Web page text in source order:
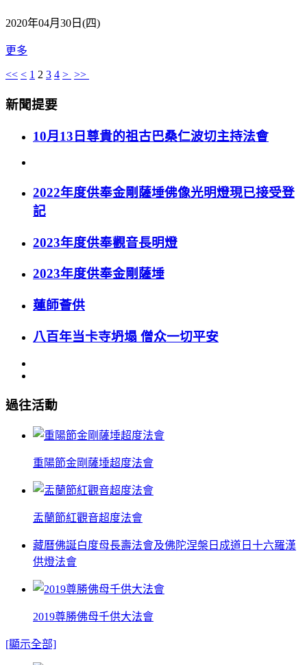
2020年04月30日(四)
更多
<< < 1 2 3 4 > >>
新聞提要
10月13日尊貴的祖古巴桑仁波切主持法會
2022年度供奉金剛薩埵佛像光明燈現已接受登
記
2023年度供奉觀音長明燈
2023年度供奉金剛薩埵
蓮師薈供
八百年当卡寺坍塌 僧众一切平安
過往活動
重陽節金剛薩埵超度法會
盂蘭節紅觀音超度法會
藏曆佛誕白度母長壽法會及佛陀涅槃日成道日十六羅漢
供燈法會
2019尊勝佛母千供大法會
[顯示全部]